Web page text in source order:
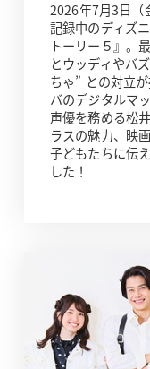
2026年7月3日（
記録中のディズ
トーリー５』。
とウッディやバ
ちゃ” との対立
バのデジタルマ
声優を務める松
ラスの魅力、映
子どもたちに伝
した！